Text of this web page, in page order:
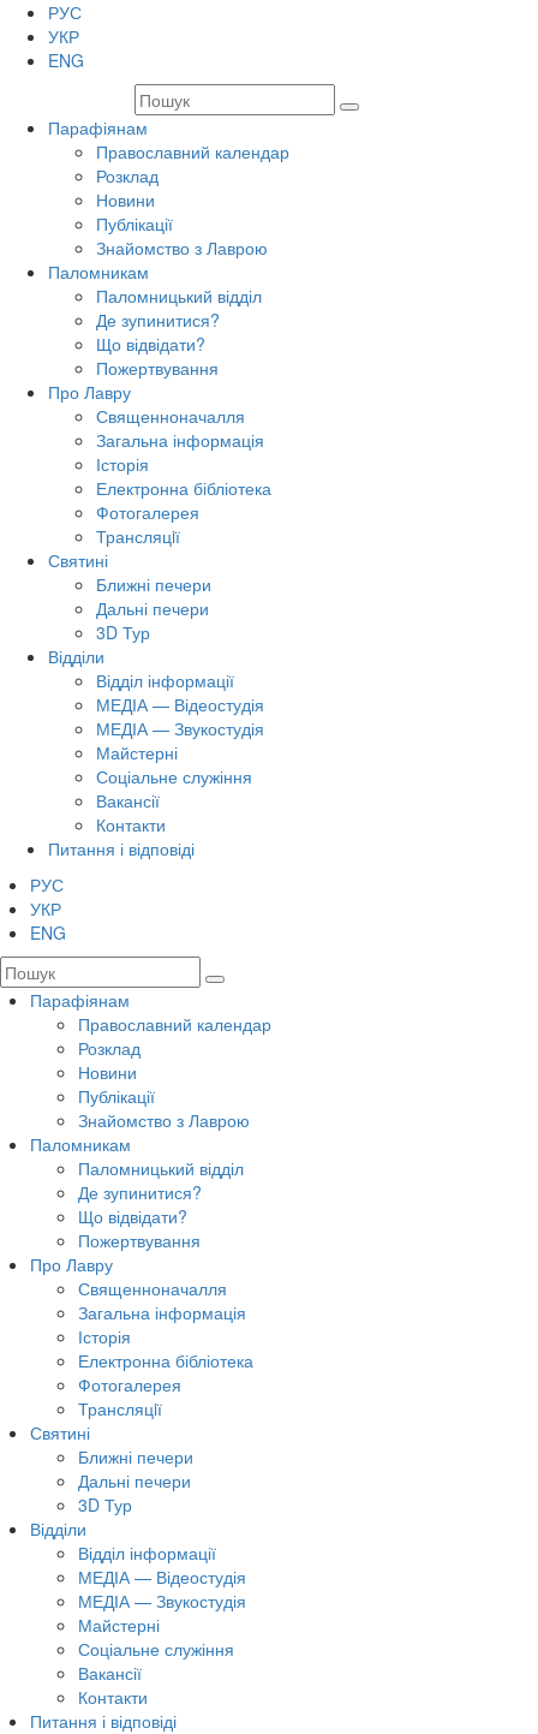
РУС
УКР
ENG
Парафіянам
Православний календар
Розклад
Новини
Публікації
Знайомство з Лаврою
Паломникам
Паломницький відділ
Де зупинитися?
Що відвідати?
Пожертвування
Про Лавру
Священноначалля
Загальна інформація
Історія
Електронна бібліотека
Фотогалерея
Трансляцiї
Святині
Ближні печери
Дальні печери
3D Тур
Відділи
Відділ інформації
МЕДІА — Відеостудія
МЕДІА — Звукостудія
Майстерні
Соціальне служіння
Вакансії
Контакти
Питання і відповіді
РУС
УКР
ENG
Парафіянам
Православний календар
Розклад
Новини
Публікації
Знайомство з Лаврою
Паломникам
Паломницький відділ
Де зупинитися?
Що відвідати?
Пожертвування
Про Лавру
Священноначалля
Загальна інформація
Історія
Електронна бібліотека
Фотогалерея
Трансляцiї
Святині
Ближні печери
Дальні печери
3D Тур
Відділи
Відділ інформації
МЕДІА — Відеостудія
МЕДІА — Звукостудія
Майстерні
Соціальне служіння
Вакансії
Контакти
Питання і відповіді